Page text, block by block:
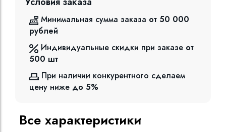
Минимальная сумма заказа от 50 000
рублей
Индивидуальные скидки при заказе от
500 шт
При наличии конкурентного сделаем
цену ниже до 5%
Все характеристики